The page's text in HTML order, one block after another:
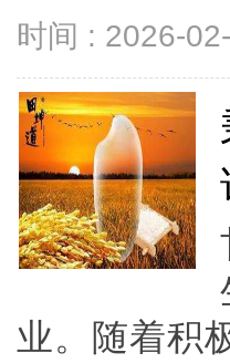
时间 : 2026-
业。随着积